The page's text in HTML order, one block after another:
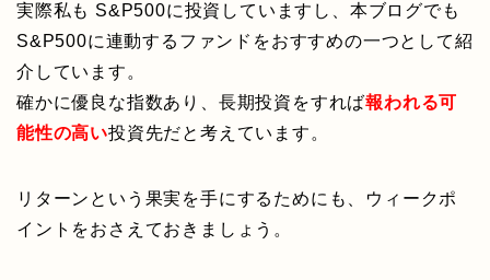
実際私も S&P500に投資していますし、本ブログでも
S&P500に連動するファンドをおすすめの一つとして紹
介しています。
確かに優良な指数あり、長期投資をすれば報われる可
能性の高い投資先だと考えています。
リターンという果実を手にするためにも、ウィークポ
イントをおさえておきましょう。